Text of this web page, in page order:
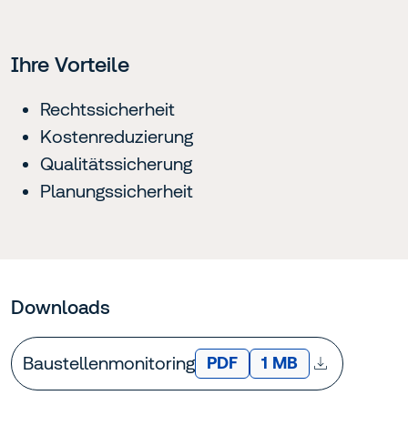
Ihre Vorteile
Rechtssicherheit
Kostenreduzierung
Qualitätssicherung
Planungssicherheit
Downloads
Baustellenmonitoring DATEITYP:
PDF Dateigröße:
1 MB